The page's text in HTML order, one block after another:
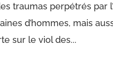
traumas perpétrés par
d’hommes, mais
sur le viol des...